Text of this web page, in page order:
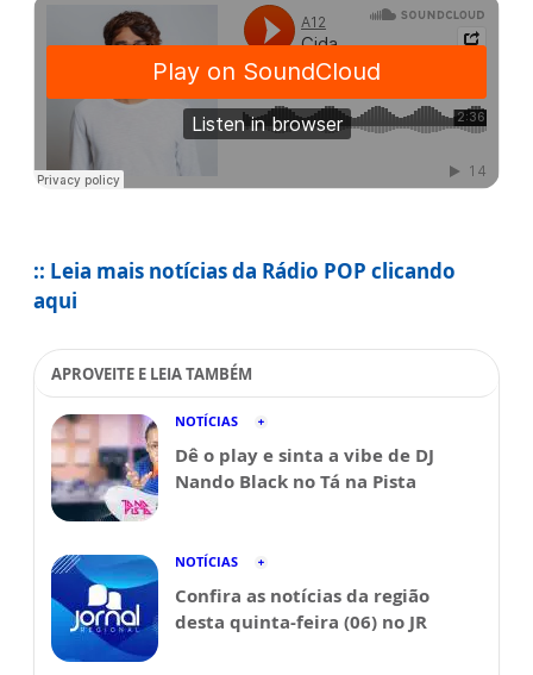
:: Leia mais notícias da Rádio POP clicando
aqui
APROVEITE E LEIA TAMBÉM
NOTÍCIAS
Dê o play e sinta a vibe de DJ
Nando Black no Tá na Pista
NOTÍCIAS
Confira as notícias da região
desta quinta-feira (06) no JR